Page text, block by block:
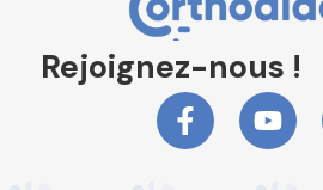
Rejoignez-nous !